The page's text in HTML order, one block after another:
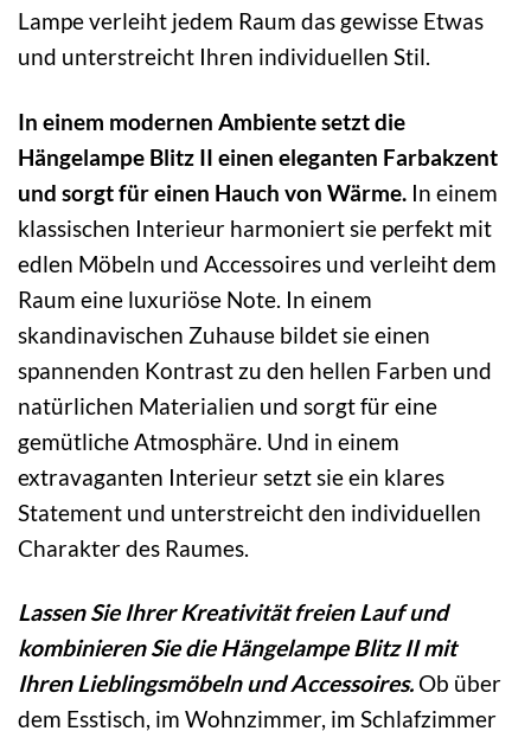
Lampe verleiht jedem Raum das gewisse Etwas
und unterstreicht Ihren individuellen Stil.
In einem modernen Ambiente setzt die
Hängelampe Blitz II einen eleganten Farbakzent
und sorgt für einen Hauch von Wärme. In einem
klassischen Interieur harmoniert sie perfekt mit
edlen Möbeln und Accessoires und verleiht dem
Raum eine luxuriöse Note. In einem
skandinavischen Zuhause bildet sie einen
spannenden Kontrast zu den hellen Farben und
natürlichen Materialien und sorgt für eine
gemütliche Atmosphäre. Und in einem
extravaganten Interieur setzt sie ein klares
Statement und unterstreicht den individuellen
Charakter des Raumes.
Lassen Sie Ihrer Kreativität freien Lauf und
kombinieren Sie die Hängelampe Blitz II mit
Ihren Lieblingsmöbeln und Accessoires. Ob über
dem Esstisch, im Wohnzimmer, im Schlafzimmer